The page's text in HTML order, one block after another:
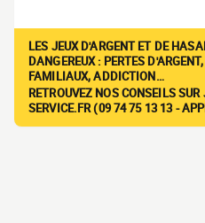
LES JEUX D'ARGENT ET DE
DANGEREUX : PERTES
FAMILIAUX, ADDICTION…
RETROUVEZ NOS CONSEILS
SERVICE.FR (09 74 75 13 13 -